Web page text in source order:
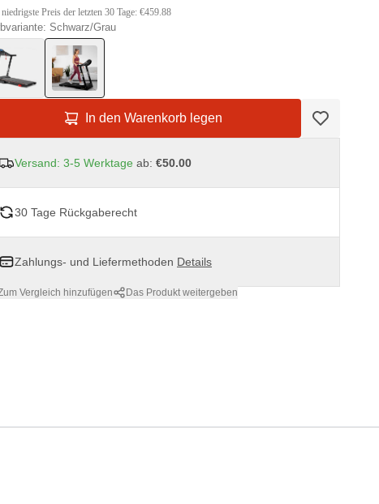
Preis der letzten 30 Tage: €459.88
Schwarz/Grau
In den Warenkorb legen
Versand: 3-5 Werktage ab: €50.00
30 Tage Rückgaberecht
Zahlungs- und Liefermethoden Details
Vergleich hinzufügen Das Produkt weitergeben